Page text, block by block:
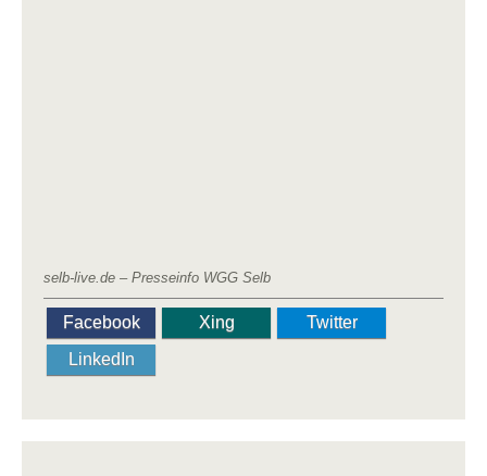
selb-live.de – Presseinfo WGG Selb
Facebook Xing
Twitter
LinkedIn